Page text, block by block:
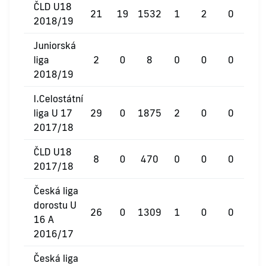
ČLD U18
2018/19
21 19 1532 1 2 0
Juniorská
liga
2018/19
2 0 8 0 0 0
I.Celostátní
liga U 17
2017/18
29 0 1875 2 0 0
ČLD U18
2017/18
8 0 470 0 0 0
Česká liga
dorostu U
16 A
2016/17
26 0 1309 1 0 0
Česká liga